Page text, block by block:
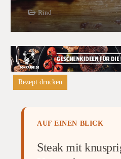
Rind
Rezept drucken
AUF EINEN BLICK
Steak mit